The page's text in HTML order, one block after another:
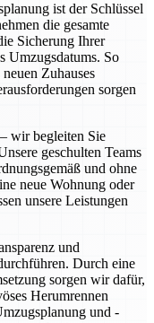
ist der Schlüssel
die gesamte
Sicherung Ihrer
Umzugsdatums. So
Zuhauses
sorgen
wir begleiten Sie
geschulten Teams
und ohne
neue Wohnung oder
unsere Leistungen
und
Durch eine
sorgen wir dafür,
Herumrennen
und -